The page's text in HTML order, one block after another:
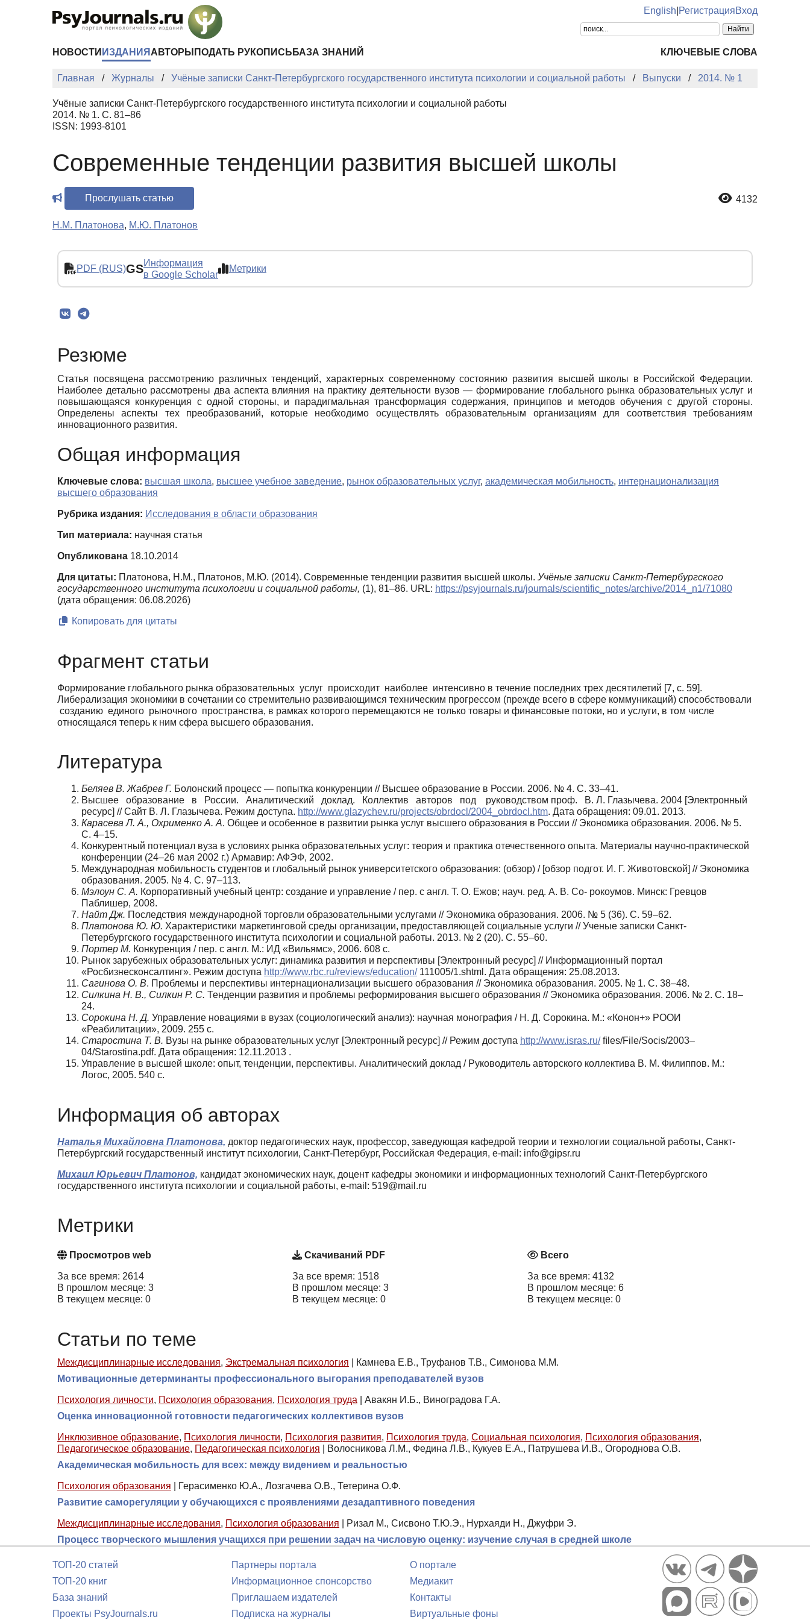
English РегистрацияВход
НОВОСТИ ИЗДАНИЯ АВТОРЫ ПОДАТЬ РУКОПИСЬ БАЗА ЗНАНИЙ КЛЮЧЕВЫЕ СЛОВА
Главная Журналы Учёные записки Санкт-Петербургского государственного института психологии и социальной работы Выпуски 2014. № 1
Учёные записки Санкт-Петербургского государственного института психологии и социальной работы
2014. № 1. С. 81–86
ISSN: 1993-8101
Современные тенденции развития высшей школы
Прослушать статью 4132
Н.М. Платонова, М.Ю. Платонов
PDF (RUS)GSИнформация
в Google Scholar
Метрики
Резюме
Статья посвящена рассмотрению различных тенденций, характерных современному состоянию развития высшей школы в Российской Федерации.
Наиболее детально рассмотрены два аспекта влияния на практику деятельности вузов — формирование глобального рынка образовательных услуг и
повышающаяся конкуренция с одной стороны, и парадигмальная трансформация содержания, принципов и методов обучения с другой стороны.
Определены аспекты тех преобразований, которые необходимо осуществлять образовательным организациям для соответствия требованиям
инновационного развития.
Общая информация
Ключевые слова: высшая школа, высшее учебное заведение, рынок образовательных услуг, академическая мобильность, интернационализация
высшего образования
Рубрика издания: Исследования в области образования
Тип материала: научная статья
Опубликована 18.10.2014
Для цитаты: Платонова, Н.М., Платонов, М.Ю. (2014). Современные тенденции развития высшей школы. Учёные записки Санкт-Петербургского
государственного института психологии и социальной работы, (1), 81–86. URL: https://psyjournals.ru/journals/scientific_notes/archive/2014_n1/71080
(дата обращения: 06.08.2026)
Копировать для цитаты
Фрагмент статьи
Формирование глобального рынка образовательных услуг происходит наиболее интенсивно в течение последних трех десятилетий [7, с. 59].
Либерализация экономики в сочетании со стремительно развивающимся техническим прогрессом (прежде всего в сфере коммуникаций) способствовали
созданию единого рыночного пространства, в рамках которого перемещаются не только товары и финансовые потоки, но и услуги, в том числе
относящаяся теперь к ним сфера высшего образования.
Литература
Беляев В. Жабрев Г. Болонский процесс — попытка конкуренции // Высшее образование в России. 2006. № 4. С. 33–41.
Высшее образование в России. Аналитический доклад. Коллектив авторов под руководством проф. В. Л. Глазычева. 2004 [Электронный
ресурс] // Сайт В. Л. Глазычева. Режим доступа. http://www.glazychev.ru/projects/obrdocl/2004_obrdocl.htm. Дата обращения: 09.01. 2013.
Карасева Л. А., Охрименко А. А. Общее и особенное в развитии рынка услуг высшего образования в России // Экономика образования. 2006. № 5.
С. 4–15.
Конкурентный потенциал вуза в условиях рынка образовательных услуг: теория и практика отечественного опыта. Материалы научно-практической
конференции (24–26 мая 2002 г.) Армавир: АФЭФ, 2002.
Международная мобильность студентов и глобальный рынок университетского образования: (обзор) / [обзор подгот. И. Г. Животовской] // Экономика
образования. 2005. № 4. С. 97–113.
Мэлоун С. А. Корпоративный учебный центр: создание и управление / пер. с англ. Т. О. Ежов; науч. ред. А. В. Со- рокоумов. Минск: Гревцов
Паблишер, 2008.
Найт Дж. Последствия международной торговли образовательными услугами // Экономика образования. 2006. № 5 (36). С. 59–62.
Платонова Ю. Ю. Характеристики маркетинговой среды организации, предоставляющей социальные услуги // Ученые записки Санкт-
Петербургского государственного института психологии и социальной работы. 2013. № 2 (20). С. 55–60.
Портер М. Конкуренция / пер. с англ. М.: ИД «Вильямс», 2006. 608 с.
Рынок зарубежных образовательных услуг: динамика развития и перспективы [Электронный ресурс] // Информационный портал
«Росбизнесконсалтинг». Режим доступа http://www.rbc.ru/reviews/education/111005/1.shtml. Дата обращения: 25.08.2013.
Сагинова О. В. Проблемы и перспективы интернационализации высшего образования // Экономика образования. 2005. № 1. С. 38–48.
Силкина Н. В., Силкин Р. С. Тенденции развития и проблемы реформирования высшего образования // Экономика образования. 2006. № 2. С. 18–
24.
Сорокина Н. Д. Управление новациями в вузах (социологический анализ): научная монография / Н. Д. Сорокина. М.: «Конон+» РООИ
«Реабилитации», 2009. 255 с.
Старостина Т. В. Вузы на рынке образовательных услуг [Электронный ресурс] // Режим доступа http://www.isras.ru/ﬁles/File/Socis/2003–
04/Starostina.pdf. Дата обращения: 12.11.2013 .
Управление в высшей школе: опыт, тенденции, перспективы. Аналитический доклад / Руководитель авторского коллектива В. М. Филиппов. М.:
Логос, 2005. 540 с.
Информация об авторах
Наталья Михайловна Платонова, доктор педагогических наук, профессор, заведующая кафедрой теории и технологии социальной работы, Санкт-
Петербургский государственный институт психологии, Санкт-Петербург, Российская Федерация, e-mail: info@gipsr.ru
Михаил Юрьевич Платонов, кандидат экономических наук, доцент кафедры экономики и информационных технологий Санкт-Петербургского
государственного института психологии и социальной работы, e-mail: 519@mail.ru
Метрики
Просмотров web
За все время: 2614
В прошлом месяце: 3
В текущем месяце: 0
Скачиваний PDF
За все время: 1518
В прошлом месяце: 3
В текущем месяце: 0
Всего
За все время: 4132
В прошлом месяце: 6
В текущем месяце: 0
Статьи по теме
Междисциплинарные исследования, Экстремальная психология
Камнева Е.В., Труфанов Т.В., Симонова М.М.
Мотивационные детерминанты профессионального выгорания преподавателей вузов
Психология личности, Психология образования, Психология труда
Авакян И.Б., Виноградова Г.А.
Оценка инновационной готовности педагогических коллективов вузов
Инклюзивное образование, Психология личности, Психология развития, Психология труда, Социальная психология, Психология образования,
Педагогическое образование, Педагогическая психология
Волосникова Л.М., Федина Л.В., Кукуев Е.А., Патрушева И.В., Огороднова О.В.
Академическая мобильность для всех: между видением и реальностью
Психология образования
Герасименко Ю.А., Лозгачева О.В., Тетерина О.Ф.
Развитие саморегуляции у обучающихся с проявлениями дезадаптивного поведения
Междисциплинарные исследования, Психология образования
Ризал М., Сисвоно Т.Ю.Э., Нурхаяди Н., Джуфри Э.
Процесс творческого мышления учащихся при решении задач на числовую оценку: изучение случая в средней школе
ТОП-20 статей
ТОП-20 книг
База знаний
Проекты PsyJournals.ru
Партнеры портала
Информационное спонсорство
Приглашаем издателей
Подписка на журналы
О портале
Медиакит
Контакты
Виртуальные фоны